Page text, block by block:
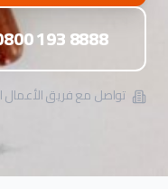
193 8888
تواصل مع فريق الأعمال